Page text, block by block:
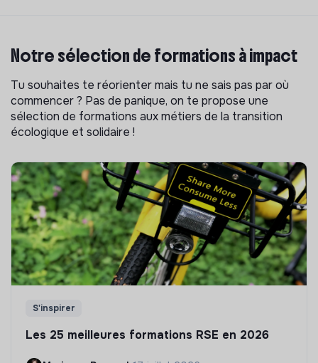
Notre sélection de formations à impact
Tu souhaites te réorienter mais tu ne sais pas par où
commencer ? Pas de panique, on te propose une
sélection de formations aux métiers de la transition
écologique et solidaire !
S'inspirer
Les 25 meilleures formations RSE en 2026